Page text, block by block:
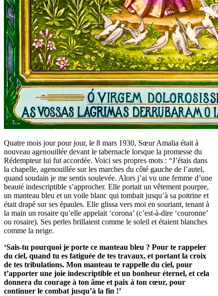
Quatre mois jour pour jour, le 8 mars 1930, Sœur Amalia était à
nouveau agenouillée devant le tabernacle lorsque la promesse du
Rédempteur lui fut accordée. Voici ses propres mots : “J’étais dans
la chapelle, agenouillée sur les marches du côté gauche de l’autel,
quand soudain je me sentis soulevée. Alors j’ai vu une femme d’une
beauté indescriptible s’approcher. Elle portait un vêtement pourpre,
un manteau bleu et un voile blanc qui tombait jusqu’à sa poitrine et
était drapé sur ses épaules. Elle glissa vers moi en souriant, tenant à
la main un rosaire qu’elle appelait ‘corona’ (c’est-à-dire ‘couronne’
ou rosaire). Ses perles brillaient comme le soleil et étaient blanches
comme la neige.
‘Sais-tu pourquoi je porte ce manteau bleu ? Pour te rappeler
du ciel, quand tu es fatiguée de tes travaux, et portant la croix
de tes tribulations. Mon manteau te rappelle du ciel, pour
t’apporter une joie indescriptible et un bonheur éternel, et cela
donnera du courage à ton âme et paix à ton cœur, pour
continuer le combat jusqu’à la fin !’